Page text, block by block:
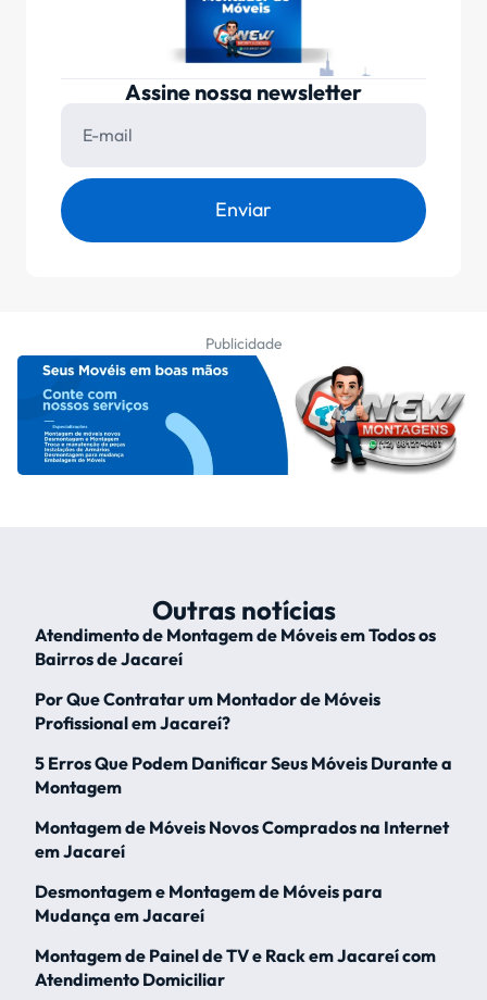
Assine nossa newsletter
Enviar
Publicidade
Outras notícias
Atendimento de Montagem de Móveis em Todos os
Bairros de Jacareí
Por Que Contratar um Montador de Móveis
Profissional em Jacareí?
5 Erros Que Podem Danificar Seus Móveis Durante a
Montagem
Montagem de Móveis Novos Comprados na Internet
em Jacareí
Desmontagem e Montagem de Móveis para
Mudança em Jacareí
Montagem de Painel de TV e Rack em Jacareí com
Atendimento Domiciliar